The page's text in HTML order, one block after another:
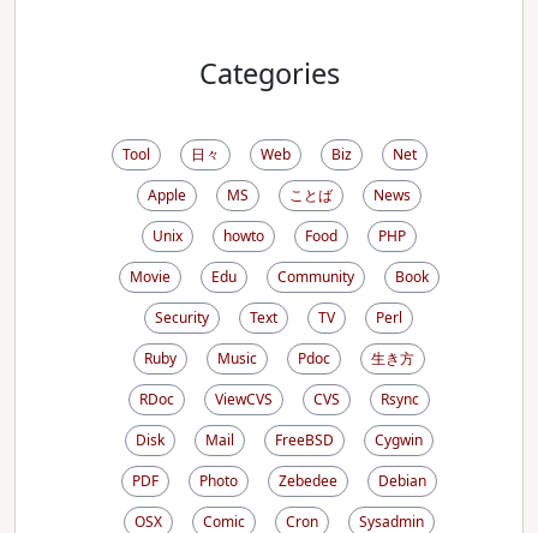
Categories
Tool 日々 Web Biz
Net
Apple
MS ことば
News
Unix
howto Food
PHP
Movie
Edu Community
Book
Security
Text TV
Perl
Ruby
Music Pdoc
生き方
RDoc
ViewCVS CVS
Rsync
Disk
Mail FreeBSD
Cygwin
PDF
Photo Zebedee
Debian
OSX
Comic Cron
Sysadmin